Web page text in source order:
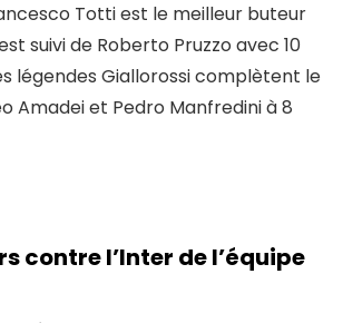
Totti est le meilleur buteur
suivi de Roberto Pruzzo avec 10
légendes Giallorossi complètent le
Amadei et Pedro Manfredini à 8
contre l’Inter de l’équipe